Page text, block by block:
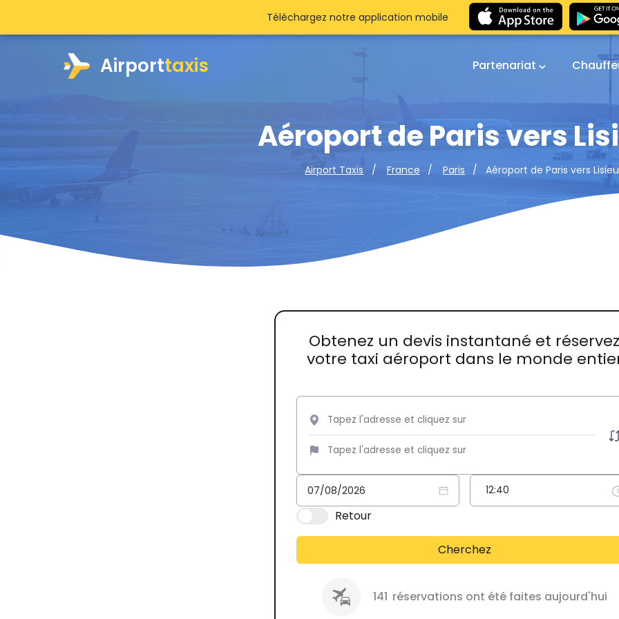
Airporttaxis Partenariat
Aéroport de Paris vers
Airport Taxis France Paris Aéroport de Paris vers
Téléchargez notre application mobile
Obtenez un devis instantané et réservez
votre taxi aéroport dans le monde
Retour
Cherchez
141 réservations ont été faites aujourd'hui